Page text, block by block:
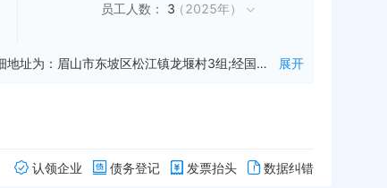
员工人数 ： 3（2025年）
四川眉山天忠纸业有限公司是一家从事纸品切割,包装,销售等业务的公司，成立于2016年11月28日，公司坐落在四川省，详细地址为：眉山市东坡区松江镇龙堰村3组;经国家企业信用信息公示系统查询得知，四川眉山天忠纸业有限公司的信用代码/税号为91511402MA62J83Q79，法人是吴善忠，注册资本为30.000000万人民币，企业的经营范围为:纸品切割、包装、销售*（依法须经批准的项目，经相关部门批准后方可开展经营活动） 展开
认领企业 债务登记 发票抬头 数据纠错